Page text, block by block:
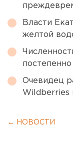
Власти
желтой
Очевидец
Wildberries
← НОВОСТИ